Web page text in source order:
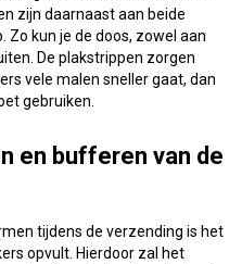
zijn daarnaast aan beide
Zo kun je de doos, zowel aan
De plakstrippen zorgen
vele malen sneller gaat, dan
gebruiken.
en bufferen van de
tijdens de verzending is het
opvult. Hierdoor zal het